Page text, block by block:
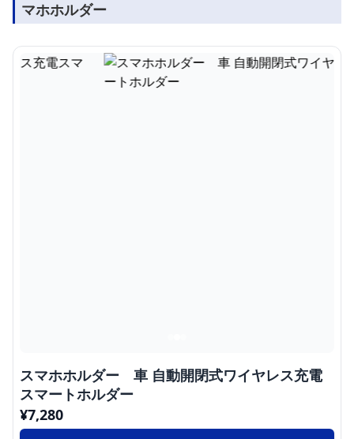
マホホルダー
スマホホルダー 車 自動開閉式ワイヤレス充電
スマートホルダー
¥7,280